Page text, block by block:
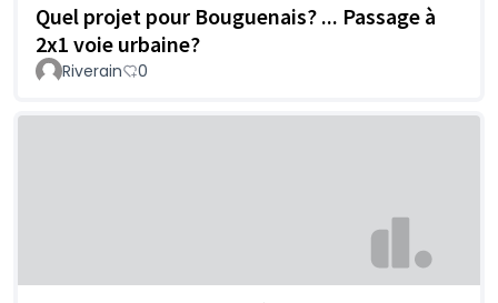
Quel projet pour Bouguenais? ... Passage à
2x1 voie urbaine?
Riverain 0